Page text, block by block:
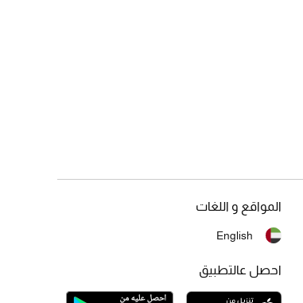
المواقع و اللغات
English
احصل عالتطبيق